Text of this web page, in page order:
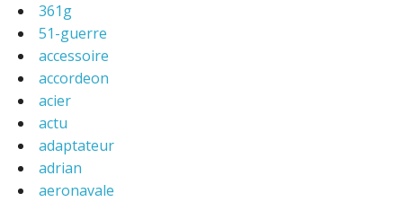
361g
51-guerre
accessoire
accordeon
acier
actu
adaptateur
adrian
aeronavale